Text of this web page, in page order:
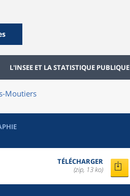
L'INSEE ET LA STATISTIQUE PUBLIQUE
Moutiers
TÉLÉCHARGER
(zip, 13 ko)